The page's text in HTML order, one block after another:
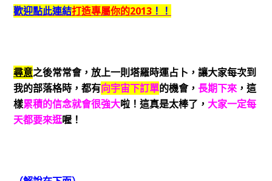
歡迎點此連結打造專屬你的2013！！
尋意之後常常會，放上一則塔羅時運占卜，讓大家每次到
我的部落格時，都有向宇宙下訂單的機會， 長期下來，這
樣累積的信念就會很強大啦！這真是太棒了， 大家一定每
天都要來逛喔！